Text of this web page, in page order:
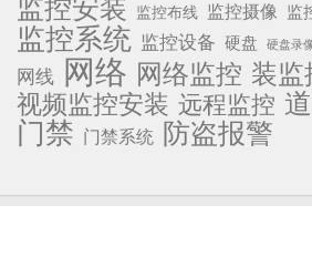
监控安装 监控布线 监控摄像 监
监控系统 监控设备 硬盘 硬盘录
网线 网络 网络监控 装监
视频监控安装 远程监控
门禁 门禁系统 防盗报警